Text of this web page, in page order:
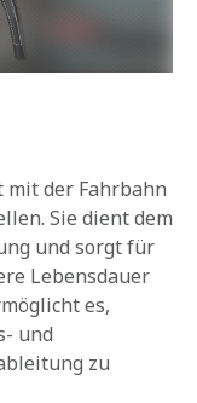
mit der Fahrbahn
Sie dient dem
und sorgt für
Lebensdauer
es,
und
zu